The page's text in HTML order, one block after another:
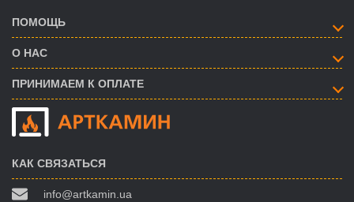
ПОМОЩЬ
О НАС
ПРИНИМАЕМ К ОПЛАТЕ
КАК СВЯЗАТЬСЯ
info@artkamin.ua